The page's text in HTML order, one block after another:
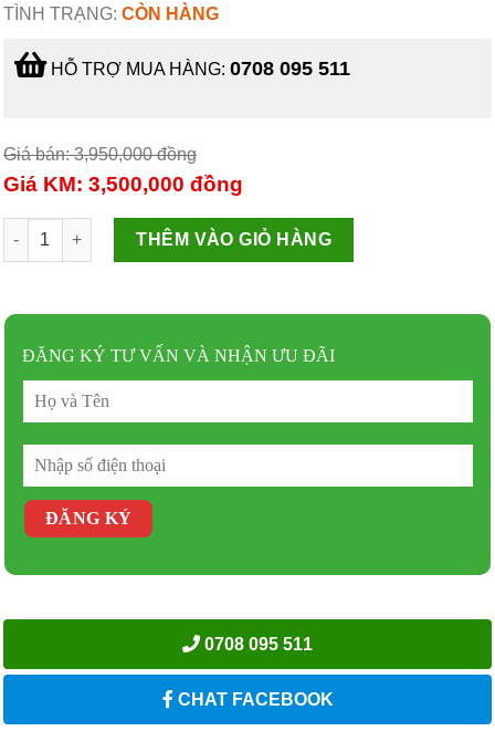
TÌNH TRẠNG: CÒN HÀNG
HỖ TRỢ MUA HÀNG: 0708 095 511
Giá bán: 3,950,000đồng
Giá KM: 3,500,000 đồng
nồi áp suất bruno 3L , nồi áp suất thương hiệu nhật bản số
THÊM VÀO GIỎ HÀNG
ĐĂNG KÝ TƯ VẤN VÀ NHẬN ƯU ĐÃI
0708 095 511
CHAT FACEBOOK